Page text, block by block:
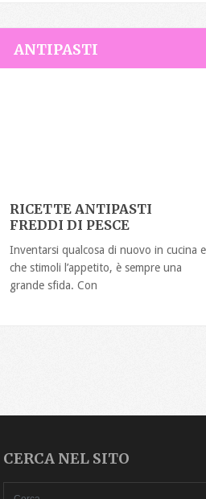
ANTIPASTI
RICETTE ANTIPASTI
FREDDI DI PESCE
Inventarsi qualcosa di nuovo in cucina e
che stimoli l’appetito, è sempre una
grande sfida. Con
CERCA NEL SITO